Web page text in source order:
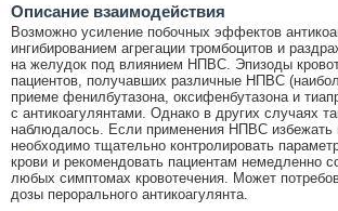
Описание взаимодействия
Возможно усиление побочных эффектов
ингибированием агрегации тромбоцитов и
на желудок под влиянием НПВС. Эпизоды
пациентов, получавших различные НПВС
приеме фенилбутазона, оксифенбутазона и
с антикоагулянтами. Однако в других случаях
наблюдалось. Если применения НПВС избежать
необходимо тщательно контролировать
крови и рекомендовать пациентам немедленно
любых симптомах кровотечения. Может
дозы перорального антикоагулянта.